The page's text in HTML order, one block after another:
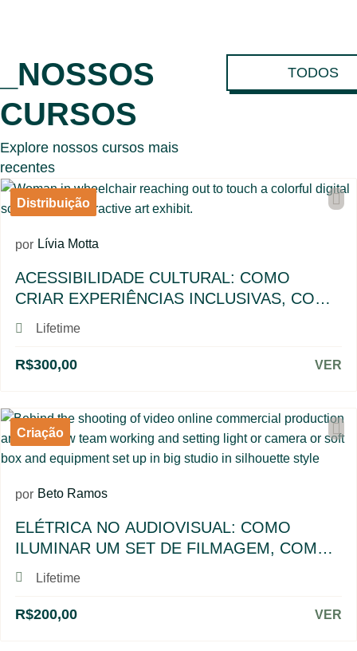
_NOSSOS
CURSOS
Explore nossos cursos mais
recentes
TODOS
Distribuição
por Lívia Motta
ACESSIBILIDADE CULTURAL: COMO
CRIAR EXPERIÊNCIAS INCLUSIVAS, COM
LÍVIA MOTTA E CONVIDADOS
Lifetime
R$300,00 VER
Criação
por Beto Ramos
ELÉTRICA NO AUDIOVISUAL: COMO
ILUMINAR UM SET DE FILMAGEM, COM
BETO RAMOS
Lifetime
R$200,00 VER